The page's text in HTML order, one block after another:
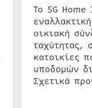
Το 5G
οικιακή
ταχύτητας,
κατοικίες
υποδομών
Σχετικά